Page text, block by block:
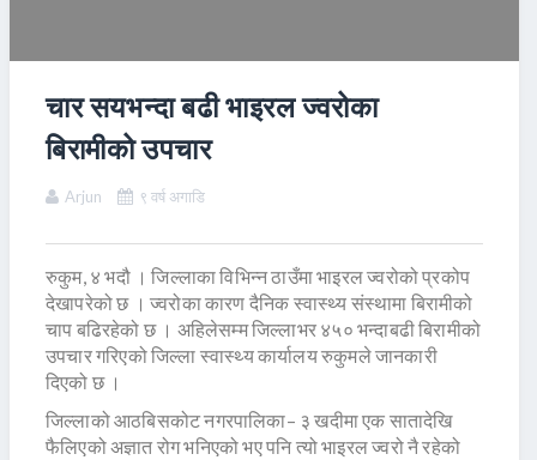
चार सयभन्दा बढी भाइरल ज्वरोका
बिरामीको उपचार
Arjun ९ वर्ष अगाडि
रुकुम, ४ भदौ । जिल्लाका विभिन्न ठाउँमा भाइरल ज्वरोको प्रकोप
देखापरेको छ । ज्वरोका कारण दैनिक स्वास्थ्य संस्थामा बिरामीको
चाप बढिरहेको छ । अहिलेसम्म जिल्लाभर ४५० भन्दाबढी बिरामीको
उपचार गरिएको जिल्ला स्वास्थ्य कार्यालय रुकुमले जानकारी
दिएको छ ।
जिल्लाको आठबिसकोट नगरपालिका– ३ खदीमा एक सातादेखि
फैलिएको अज्ञात रोग भनिएको भए पनि त्यो भाइरल ज्वरो नै रहेको